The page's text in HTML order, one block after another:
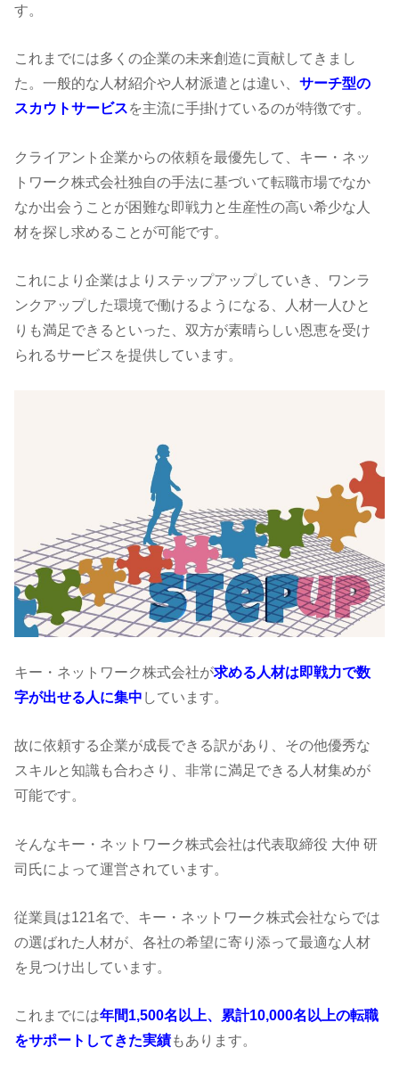
す。
これまでには多くの企業の未来創造に貢献してきまし
た。一般的な人材紹介や人材派遣とは違い、サーチ型の
スカウトサービスを主流に手掛けているのが特徴です。
クライアント企業からの依頼を最優先して、キー・ネッ
トワーク株式会社独自の手法に基づいて転職市場でなか
なか出会うことが困難な即戦力と生産性の高い希少な人
材を探し求めることが可能です。
これにより企業はよりステップアップしていき、ワンラ
ンクアップした環境で働けるようになる、人材一人ひと
りも満足できるといった、双方が素晴らしい恩恵を受け
られるサービスを提供しています。
キー・ネットワーク株式会社が求める人材は即戦力で数
字が出せる人に集中 しています。
故に依頼する企業が成長できる訳があり、その他優秀な
スキルと知識も合わさり、非常に満足できる人材集めが
可能です。
そんなキー・ネットワーク株式会社は代表取締役 大仲 研
司氏によって運営されています。
従業員は121名で、キー・ネットワーク株式会社ならでは
の選ばれた人材が、各社の希望に寄り添って最適な人材
を見つけ出しています。
これまでには年間1,500名以上、累計10,000名以上の転職
をサポートしてきた実績もあります。